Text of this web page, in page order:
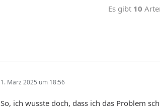
Es gibt 10
1. März 2025 um 18:56
So, ich wusste doch, dass ich das Problem